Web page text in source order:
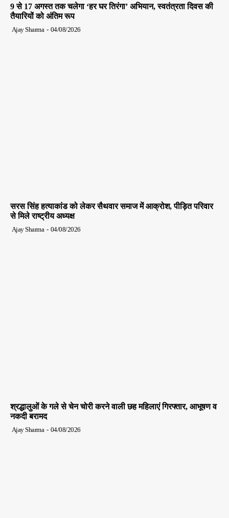
9 से 17 अगस्त तक चलेगा ‘हर घर तिरंगा’ अभियान, स्वतंत्रता दिवस की
तैयारियों को अंतिम रूप
Ajay Sharma - 04/08/2026
सरस सिंह हत्याकांड को लेकर सैथवार समाज में आक्रोश, पीड़ित परिवार
से मिले राष्ट्रीय अध्यक्ष
Ajay Sharma - 04/08/2026
श्रद्धालुओं के गले से चेन चोरी करने वाली छह महिलाएं गिरफ्तार, आभूषण व
नकदी बरामद
Ajay Sharma - 04/08/2026